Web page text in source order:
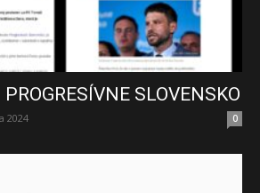
SLOVENSKO
2024 0